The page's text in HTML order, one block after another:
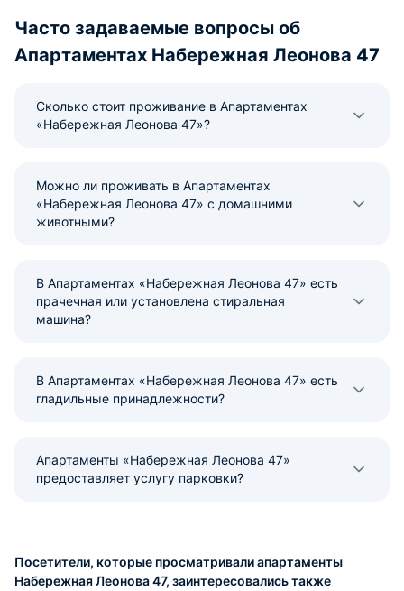
Часто задаваемые вопросы об
Апартаментах Набережная Леонова 47
Сколько стоит проживание в Апартаментах
«Набережная Леонова 47»?
Можно ли проживать в Апартаментах
«Набережная Леонова 47» с домашними
животными?
В Апартаментах «Набережная Леонова 47» есть
прачечная или установлена стиральная
машина?
В Апартаментах «Набережная Леонова 47» есть
гладильные принадлежности?
Апартаменты «Набережная Леонова 47»
предоставляет услугу парковки?
Посетители, которые просматривали апартаменты
Набережная Леонова 47, заинтересовались также